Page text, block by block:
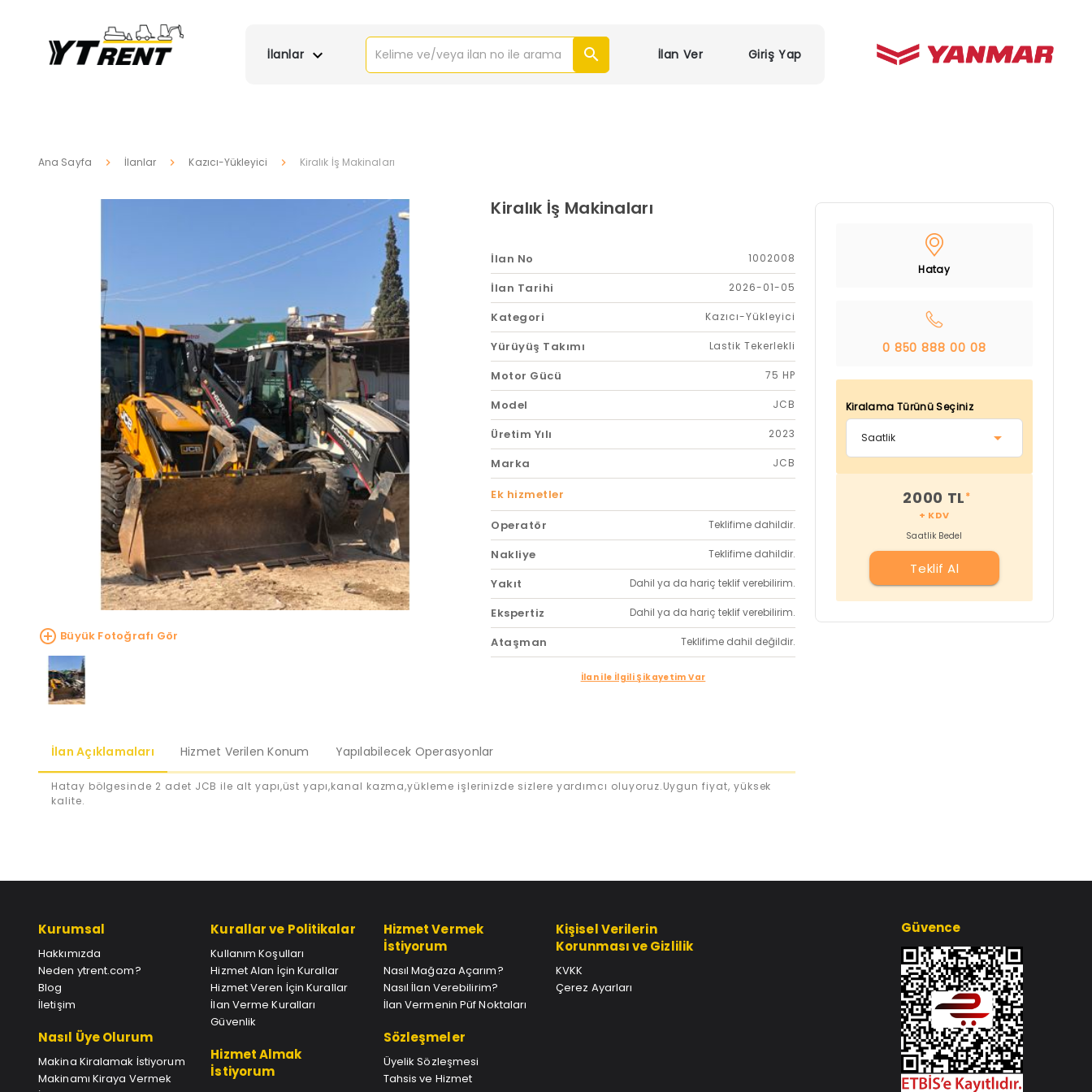
İlanlar İlan Ver Giriş Yap
Ana Sayfa İlanlar Kazıcı-Yükleyici Kiralık İş Makinaları
Büyük Fotoğrafı Gör
Kiralık İş Makinaları
İlan No 1002008
İlan Tarihi 2026-01-05
Kategori Kazıcı-Yükleyici
Yürüyüş Takımı Lastik Tekerlekli
Motor Gücü 75 HP
Model JCB
Üretim Yılı 2023
Marka JCB
Ek hizmetler
Operatör
Teklifime dahildir.
Nakliye Teklifime dahildir.
Yakıt Dahil ya da hariç teklif verebilirim.
Ekspertiz Dahil ya da hariç teklif verebilirim.
Ataşman Teklifime dahil değildir.
İlan ile İlgili Şikayetim Var
İlan Açıklamaları Hizmet Verilen Konum Yapılabilecek Operasyonlar
Hatay bölgesinde 2 adet JCB ile alt yapı,üst yapı,kanal kazma,yükleme işlerinizde sizlere yardımcı oluyoruz.Uygun fiyat, yüksek
kalite.
Hatay
0 850 888 00 08
Kiralama Türünü Seçiniz
2000 TL*
+ KDV
Saatlik Bedel
Teklif Al
Kurumsal
Hakkımızda
Neden ytrent.com?
Blog
İletişim
Nasıl Üye Olurum
Makina Kiralamak İstiyorum
Makinamı Kiraya Vermek
Kurallar ve Politikalar
Kullanım Koşulları
Hizmet Alan İçin Kurallar
Hizmet Veren İçin Kurallar
İlan Verme Kuralları
Güvenlik
Hizmet Almak
İstiyorum
Hizmet Vermek
İstiyorum
Nasıl Mağaza Açarım?
Nasıl İlan Verebilirim?
İlan Vermenin Püf Noktaları
Sözleşmeler
Üyelik Sözleşmesi
Tahsis ve Hizmet
Kişisel Verilerin
Korunması ve Gizlilik
KVKK
Çerez Ayarları
Güvence